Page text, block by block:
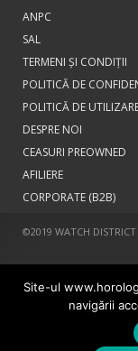
ANPC
SAL
TERMENI ŞI CONDIŢII
POLITICĂ DE
POLITICĂ DE
DESPRE NOI
CEASURI PREOWNED
AFILIERE
CORPORATE (B2B)
©2019 WATCH
Site-ul
navigării